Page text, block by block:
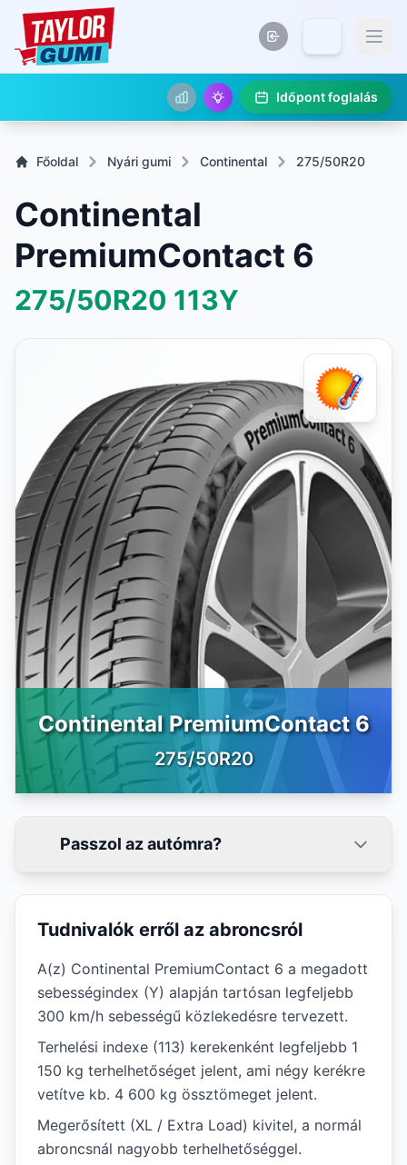
Időpont foglalás
Főoldal Nyári gumi Continental 275/50R20
Continental
PremiumContact 6
275/50R20 113Y
Continental PremiumContact 6
275/50R20
Passzol az autómra?
Tudnivalók erről az abroncsról
A(z) Continental PremiumContact 6 a megadott
sebességindex (Y) alapján tartósan legfeljebb
300 km/h sebességű közlekedésre tervezett.
Terhelési indexe (113) kerekenként legfeljebb 1
150 kg terhelhetőséget jelent, ami négy kerékre
vetítve kb. 4 600 kg össztömeget jelent.
Megerősített (XL / Extra Load) kivitel, a normál
abroncsnál nagyobb terhelhetőséggel.